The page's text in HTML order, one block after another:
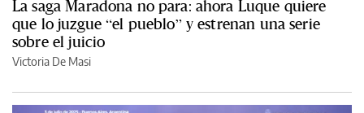
La saga Maradona no para: ahora Luque quiere
que lo juzgue “el pueblo” y estrenan una serie
sobre el juicio
Victoria De Masi